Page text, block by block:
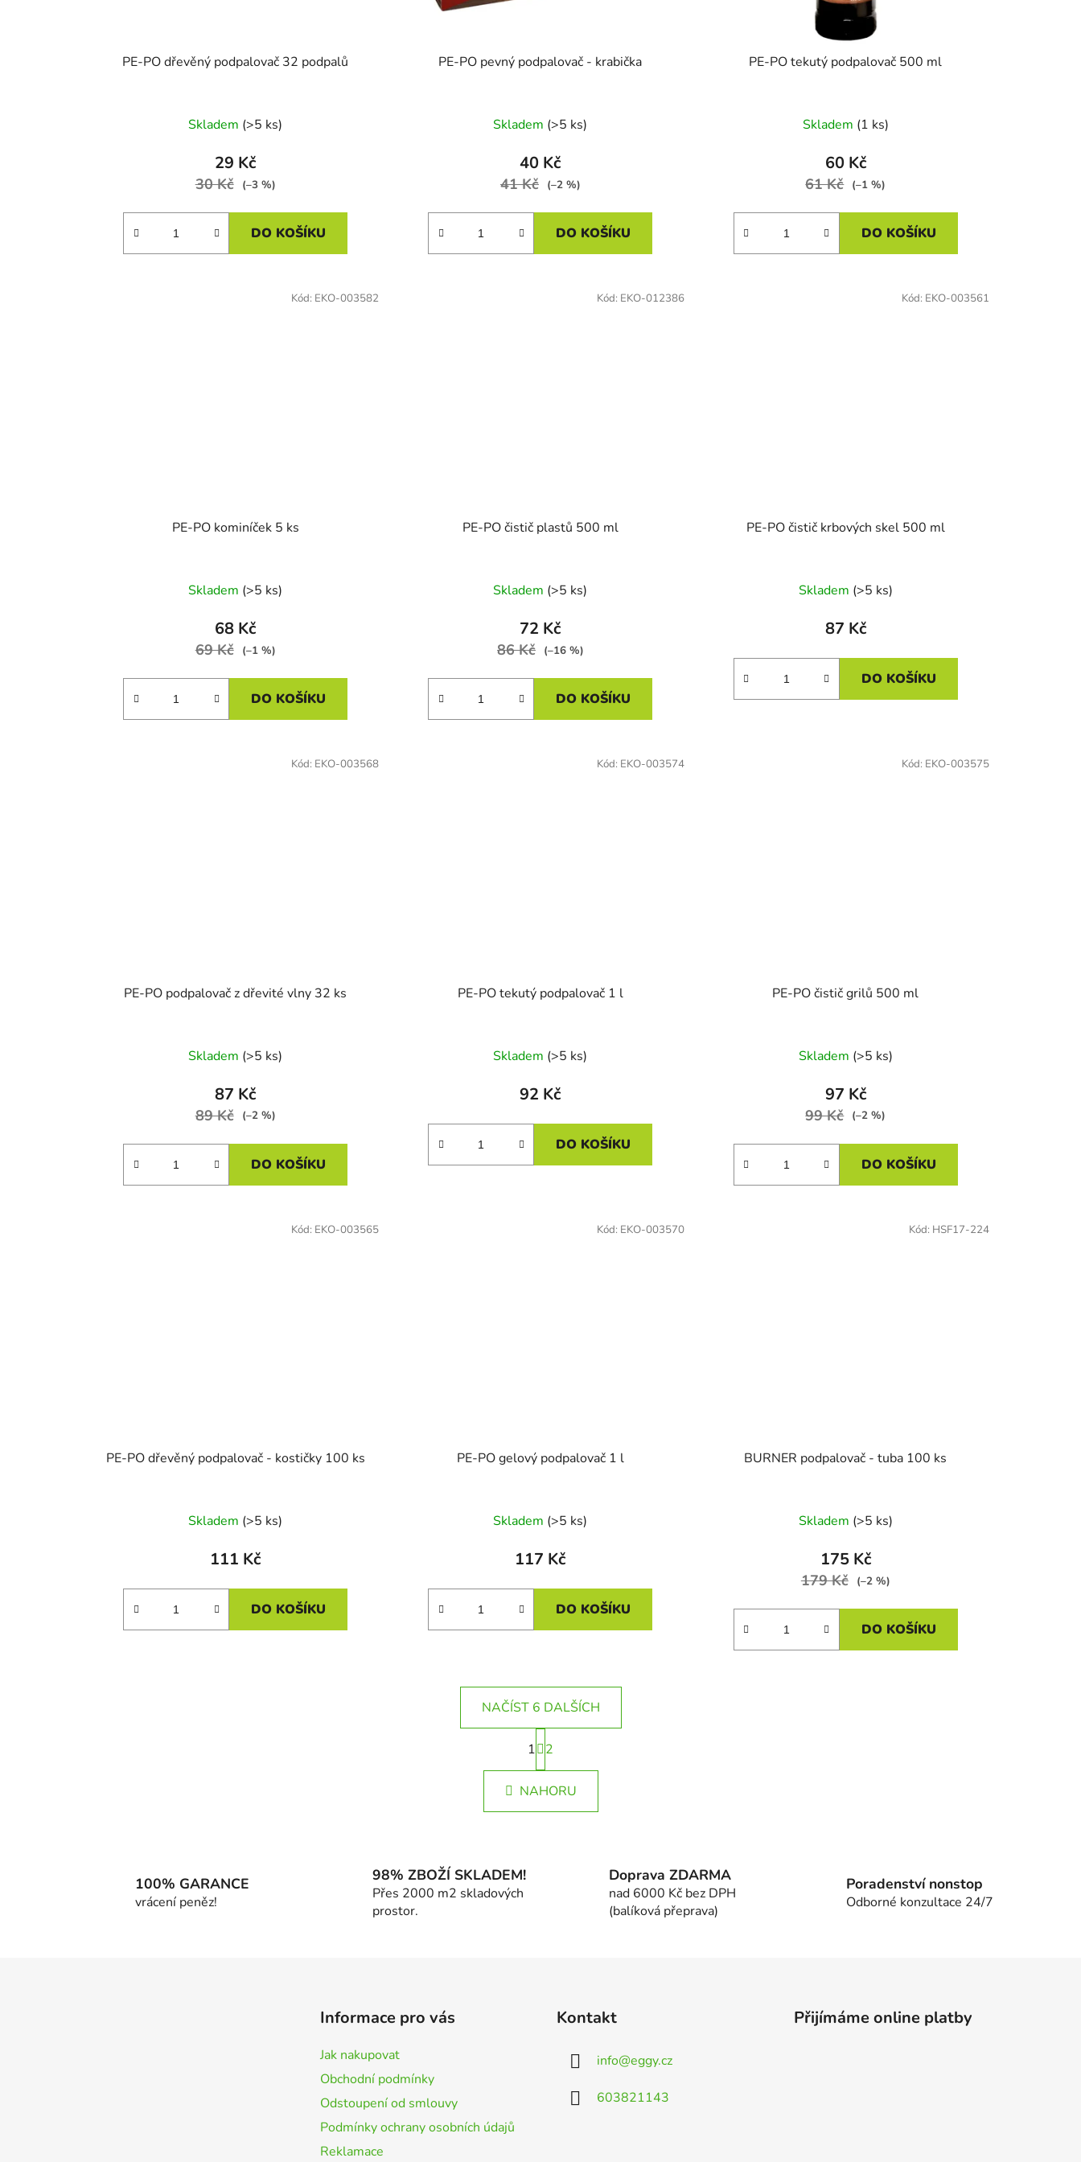
PE-PO dřevěný podpalovač 32 podpalů
Skladem (>5 ks)
29 Kč
30 Kč (–3 %)
DO KOŠÍKU
PE-PO pevný podpalovač - krabička
Skladem (>5 ks)
40 Kč
41 Kč (–2 %)
DO KOŠÍKU
PE-PO tekutý podpalovač 500 ml
Skladem (1 ks)
60 Kč
61 Kč (–1 %)
DO KOŠÍKU
PE-PO kominíček 5 ks
Skladem (>5 ks)
68 Kč
69 Kč (–1 %)
DO KOŠÍKU
Kód: EKO-003582
PE-PO čistič plastů 500 ml
Skladem (>5 ks)
72 Kč
86 Kč (–16 %)
DO KOŠÍKU
Kód: EKO-012386
PE-PO čistič krbových skel 500 ml
Skladem (>5 ks)
87 Kč
DO KOŠÍKU
Kód: EKO-003561
PE-PO podpalovač z dřevité vlny 32 ks
Skladem (>5 ks)
87 Kč
89 Kč (–2 %)
DO KOŠÍKU
Kód: EKO-003568
PE-PO tekutý podpalovač 1 l
Skladem (>5 ks)
92 Kč
DO KOŠÍKU
Kód: EKO-003574
PE-PO čistič grilů 500 ml
Skladem (>5 ks)
97 Kč
99 Kč (–2 %)
DO KOŠÍKU
Kód: EKO-003575
PE-PO dřevěný podpalovač - kostičky 100 ks
Skladem (>5 ks)
111 Kč
DO KOŠÍKU
Kód: EKO-003565
PE-PO gelový podpalovač 1 l
Skladem (>5 ks)
117 Kč
DO KOŠÍKU
Kód: EKO-003570
BURNER podpalovač - tuba 100 ks
Skladem (>5 ks)
175 Kč
179 Kč (–2 %)
DO KOŠÍKU
Kód: HSF17-224
O
v
l
á
NAČÍST 6 DALŠÍCH
S
t
r
á
n
k
1 2
NAHORU
100% GARANCE
vrácení peněz!
98% ZBOŽÍ SKLADEM!
Přes 2000 m2 skladových
prostor.
Doprava ZDARMA
nad 6000 Kč bez DPH
(balíková přeprava)
Poradenství nonstop
Odborné konzultace 24/7
Informace pro vás
Jak nakupovat
Obchodní podmínky
Odstoupení od smlouvy
Podmínky ochrany osobních údajů
Reklamace
Kontakt
info@eggy.cz
603821143
Přijímáme online platby